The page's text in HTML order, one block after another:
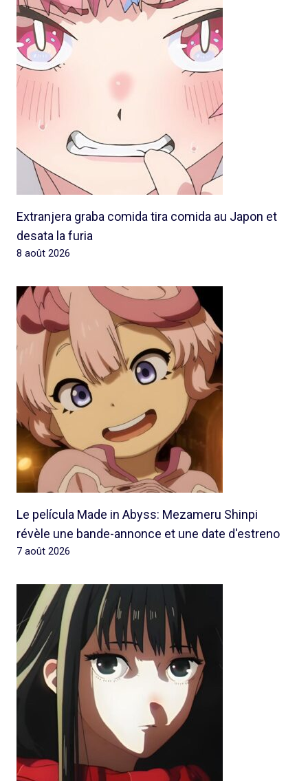
Extranjera graba comida tira comida au Japon et
desata la furia
8 août 2026
Le película Made in Abyss: Mezameru Shinpi
révèle une bande-annonce et une date d'estreno
7 août 2026